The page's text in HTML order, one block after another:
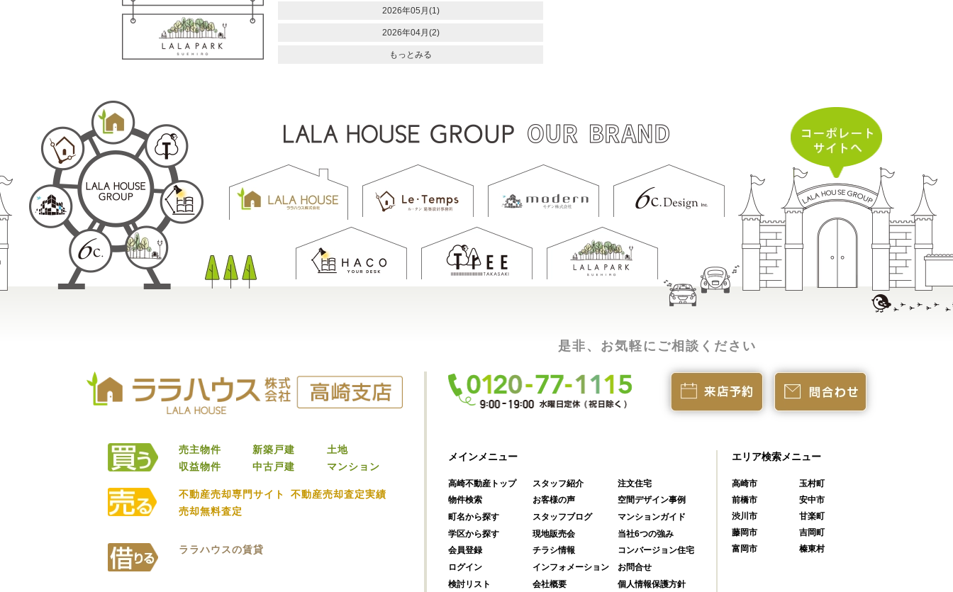
2026年05月(1)
2026年04月(2)
もっとみる
売主物件 新築戸建
土地
収益物件
中古戸建 マンション
不動産売却専門サイト
不動産売却査定実績
売却無料査定
ララハウスの賃貸
是非、お気軽にご相談ください
メインメニュー
高崎不動産トップ
物件検索
町名から探す
学区から探す
会員登録
ログイン
検討リスト
スタッフ紹介
お客様の声
スタッフブログ
現地販売会
チラシ情報
インフォメーション
会社概要
注文住宅
空間デザイン事例
マンションガイド
当社6つの強み
コンバージョン住宅
お問合せ
個人情報保護方針
エリア検索メニュー
高崎市
前橋市
渋川市
藤岡市
富岡市
玉村町
安中市
甘楽町
吉岡町
榛東村